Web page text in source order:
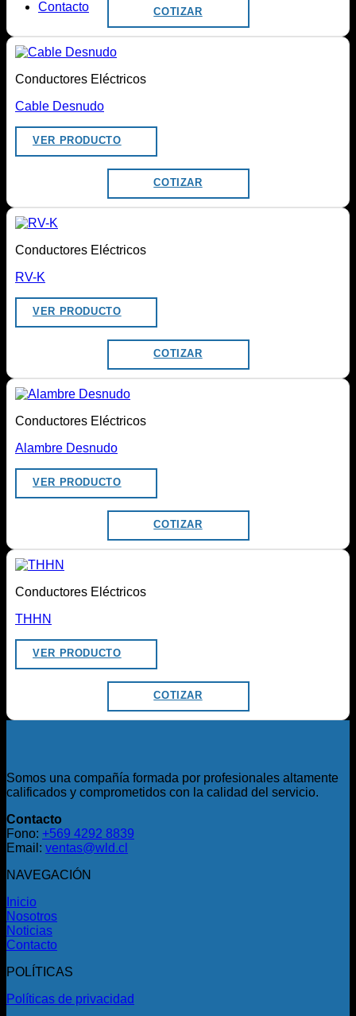
Contacto
COTIZAR
Conductores Eléctricos
Cable Desnudo
VER PRODUCTO
COTIZAR
Conductores Eléctricos
RV-K
VER PRODUCTO
COTIZAR
Conductores Eléctricos
Alambre Desnudo
VER PRODUCTO
COTIZAR
Conductores Eléctricos
THHN
VER PRODUCTO
COTIZAR
Somos una compañía formada por profesionales altamente
calificados y comprometidos con la calidad del servicio.
Contacto
Fono: +569 4292 8839
Email: ventas@wld.cl
NAVEGACIÓN
Inicio
Nosotros
Noticias
Contacto
POLÍTICAS
Políticas de privacidad